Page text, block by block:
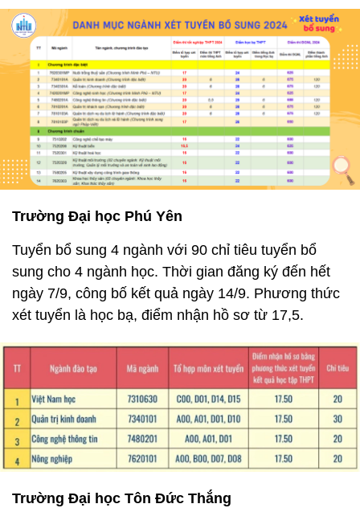
Trường Đại học Phú Yên
Tuyển bổ sung 4 ngành với 90 chỉ tiêu tuyển bổ
sung cho 4 ngành học. Thời gian đăng ký đến hết
ngày 7/9, công bố kết quả ngày 14/9. Phương thức
xét tuyển là học bạ, điểm nhận hồ sơ từ 17,5.
Trường Đại học Tôn Đức Thắng